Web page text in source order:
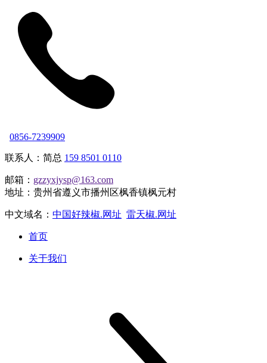
0856-7239909
联系人：简总 159 8501 0110
邮箱： gzzyxjysp@163.com
地址：贵州省遵义市播州区枫香镇枫元村
中文域名： 中国好辣椒.网址 雷天椒.网址
首页
关于我们